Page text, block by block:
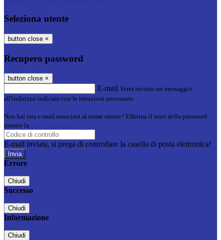
Seleziona utente
button close ×
Recupero password
button close ×
E-mail Verrà inviato un messaggio
all'indirizzo indicato con le istruzioni necessarie.
Non hai una e-mail associata al nome utente? Effettua il reset della password
tramite la
E-mail inviata, si prega di controllare la casella di posta elettronica!
Errore
Chiudi
Successo
Chiudi
Informazione
Chiudi